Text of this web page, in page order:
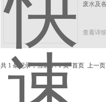
废水及
查看详
共 1 条记录，当前 1 / 1 页 首页 上一